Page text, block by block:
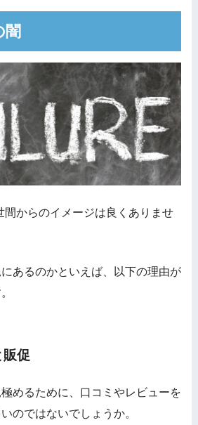
闇
間からのイメージは良くありませ
あるのかといえば、以下の理由が
販促
めるために、口コミやレビューを
のではないでしょうか。